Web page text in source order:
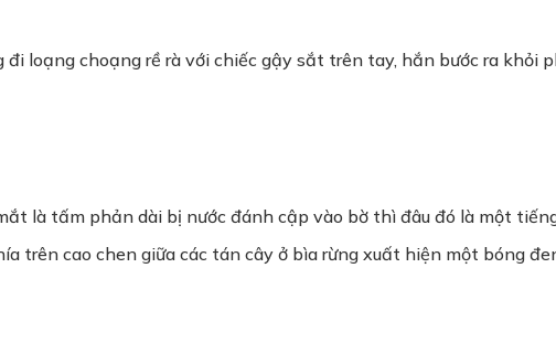
loạng choạng rề rà với chiếc gậy sắt trên tay, hắn bước ra khỏi
là tấm phản dài bị nước đánh cập vào bờ thì đâu đó là một
trên cao chen giữa các tán cây ở bìa rừng xuất hiện một bóng